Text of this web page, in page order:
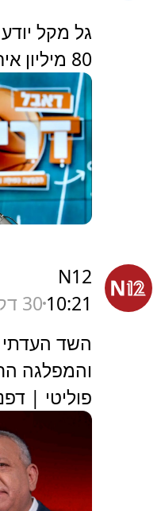
גל מקל
80 מיליון אירו | דאבל דריבל
N12
10:21 30 דקות
השד
והמפלגה
פוליטי |